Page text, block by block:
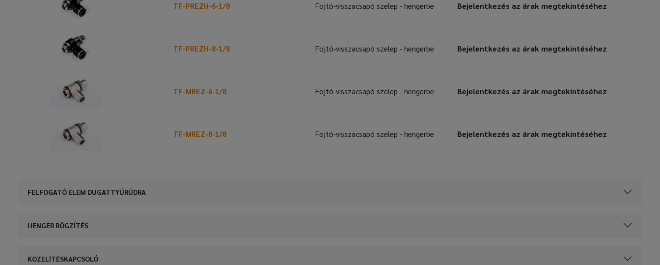
TF-PREZH-6-1/8 Fojtó-visszacsapó szelep - hengerbe Bejelentkezés az árak megtekintéséhez
TF-PREZH-8-1/8 Fojtó-visszacsapó szelep - hengerbe Bejelentkezés az árak megtekintéséhez
TF-MREZ-6-1/8 Fojtó-visszacsapó szelep - hengerbe Bejelentkezés az árak megtekintéséhez
TF-MREZ-8-1/8 Fojtó-visszacsapó szelep - hengerbe Bejelentkezés az árak megtekintéséhez
FELFOGATÓ ELEM DUGATTYÚRÚDRA
HENGER RÖGZÍTÉS
KÖZELÍTÉSKAPCSOLÓ